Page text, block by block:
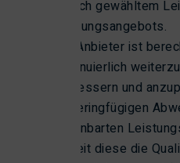
je nach gewähltem
Leistungsangebots.
Der Anbieter ist
kontinuierlich
verbessern und
zu geringfügigen
vereinbarten
soweit diese die